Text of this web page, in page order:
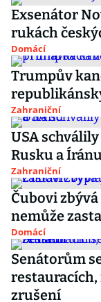
Exsenátor
rukách
Domácí
Trumpův
Zahraniční
USA
Rusku a
Zahraniční
Čubovi
nemůže
Domácí
Senátorům
zrušení